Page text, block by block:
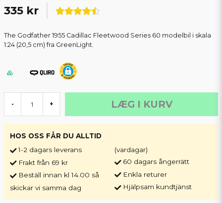
335 kr
The Godfather 1955 Cadillac Fleetwood Series 60 modelbil i skala
1:24 (20,5 cm) fra GreenLight.
- + LÆG I KURV
HOS OSS FÅR DU ALLTID
1-2 dagars leverans
Frakt från 69 kr
Beställ innan kl 14.00 så
skickar vi samma dag
(vardagar)
60 dagars ångerrätt
Enkla returer
Hjälpsam kundtjänst